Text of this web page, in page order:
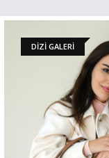
DİZİ GALERİ